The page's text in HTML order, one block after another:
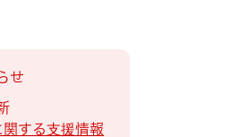
せ
する支援情報